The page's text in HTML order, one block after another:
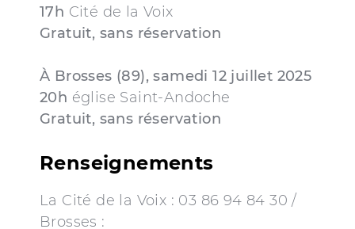
17h Cité de la Voix
Gratuit, sans réservation
À Brosses (89), samedi 12 juillet 2025
20h église Saint-Andoche
Gratuit, sans réservation
Renseignements
La Cité de la Voix : 03 86 94 84 30 /
Brosses :